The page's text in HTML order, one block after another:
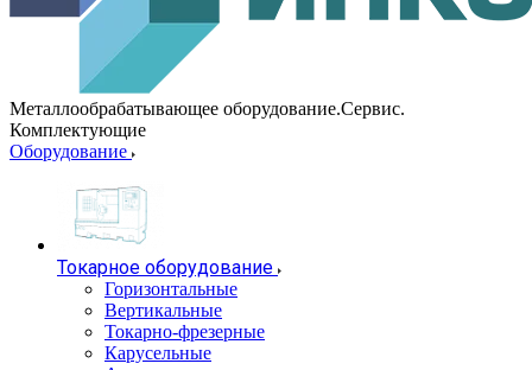
Металлообрабатывающее оборудование.Сервис.
Комплектующие
Оборудование
Токарное оборудование
Горизонтальные
Вертикальные
Токарно-фрезерные
Карусельные